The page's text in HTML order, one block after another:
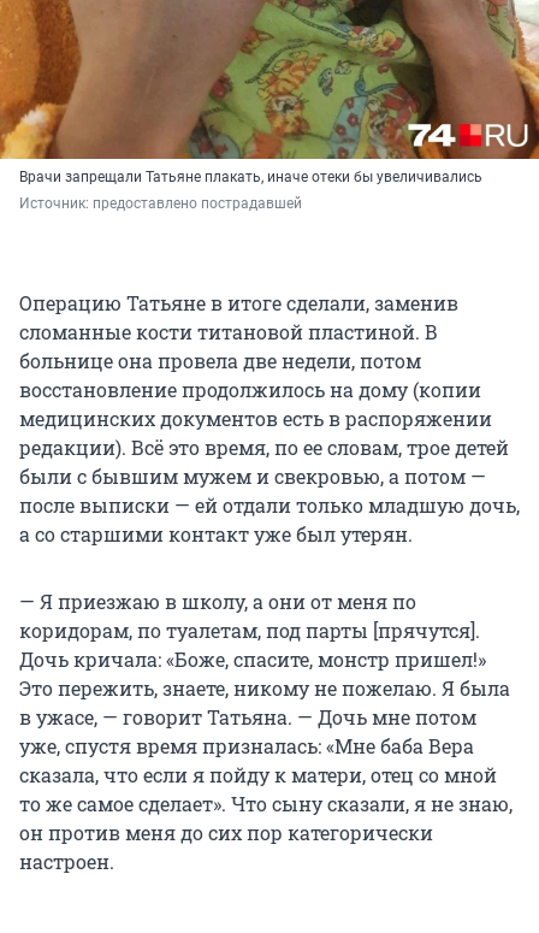
Врачи запрещали Татьяне плакать, иначе отеки бы увеличивались
Источник: предоставлено пострадавшей
Операцию Татьяне в итоге сделали, заменив
сломанные кости титановой пластиной. В
больнице она провела две недели, потом
восстановление продолжилось на дому (копии
медицинских документов есть в распоряжении
редакции). Всё это время, по ее словам, трое детей
были с бывшим мужем и свекровью, а потом —
после выписки — ей отдали только младшую дочь,
а со старшими контакт уже был утерян.
— Я приезжаю в школу, а они от меня по
коридорам, по туалетам, под парты [прячутся].
Дочь кричала: «Боже, спасите, монстр пришел!»
Это пережить, знаете, никому не пожелаю. Я была
в ужасе, — говорит Татьяна. — Дочь мне потом
уже, спустя время призналась: «Мне баба Вера
сказала, что если я пойду к матери, отец со мной
то же самое сделает». Что сыну сказали, я не знаю,
он против меня до сих пор категорически
настроен.